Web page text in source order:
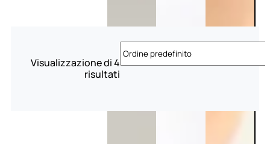
Visualizzazione di 4
risultati